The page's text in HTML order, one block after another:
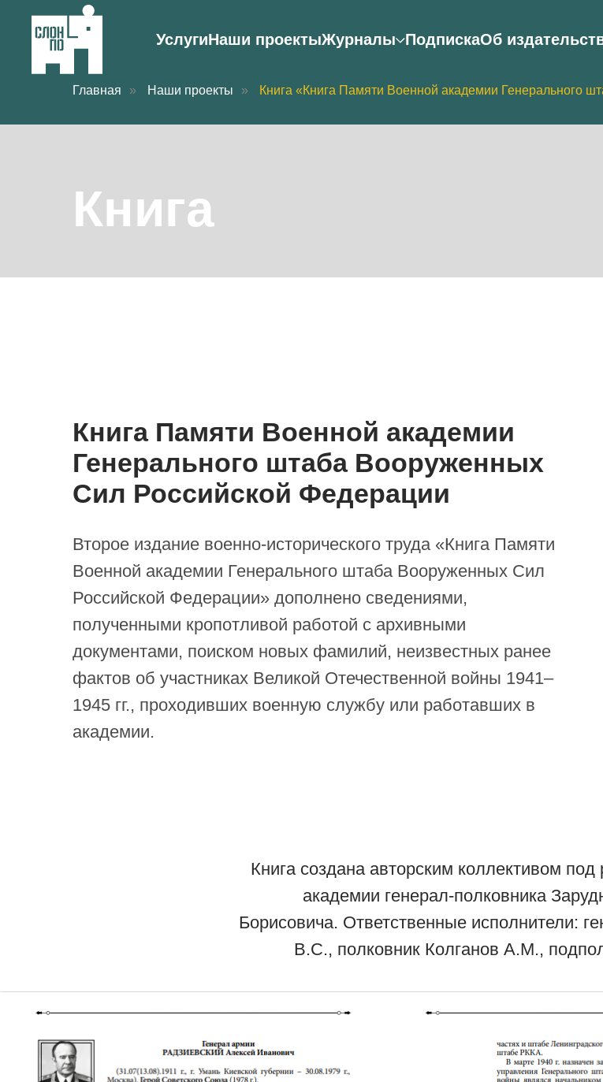
УслугиНаши проектыЖурналы ПодпискаОб
Главная » Наши проекты » Книга «Книга Памяти Военной академии Генерального
Книга
Книга Памяти Военной академии
Генерального штаба Вооруженных
Сил Российской Федерации
Второе издание военно-исторического труда «Книга Памяти
Военной академии Генерального штаба Вооруженных Сил
Российской Федерации» дополнено сведениями,
полученными кропотливой работой с архивными
документами, поиском новых фамилий, неизвестных ранее
фактов об участниках Великой Отечественной войны 1941–
1945 гг., проходивших военную службу или работавших в
академии.
Книга создана авторским коллективом
академии генерал-полковника
Борисовича. Ответственные исполнители:
В.С., полковник Колганов А.М.,